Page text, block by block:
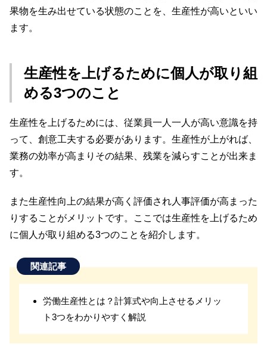
果物を生み出せている状態のことを、生産性が高いといい
ます。
生産性を上げるために個人が取り組
める3つのこと
生産性を上げるためには、従業員一人一人が高い意識を持
って、創意工夫する必要があります。生産性が上がれば、
業務の効率が高まりその結果、残業を減らすことが出来ま
す。
また生産性向上の結果が高く評価され人事評価が高まった
りすることがメリットです。ここでは生産性を上げるため
に個人が取り組める3つのことを紹介します。
関連記事
労働生産性とは？計算式や向上させるメリッ
ト3つをわかりやすく解説